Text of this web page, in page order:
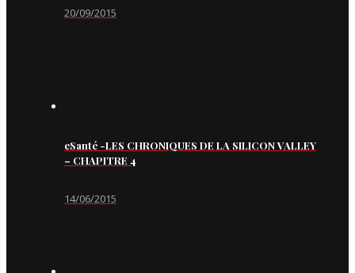
20/09/2015
eSanté -LES CHRONIQUES DE LA SILICON VALLEY
– CHAPITRE 4
14/06/2015